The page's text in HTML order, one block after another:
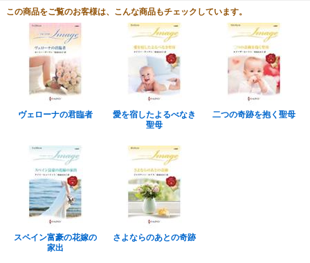
この商品をご覧のお客様は、こんな商品もチェックしています。
ヴェローナの君臨者
愛を宿したよるべなき
聖母
二つの奇跡を抱く聖母
スペイン富豪の花嫁の
家出
さよならのあとの奇跡